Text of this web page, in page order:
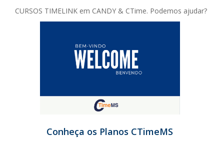
CURSOS TIMELINK em CANDY & CTime. Podemos ajudar?
Conheça os Planos CTimeMS